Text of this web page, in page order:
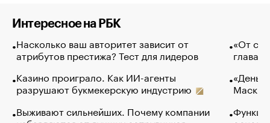
Интересное на РБК
Насколько ваш авторитет зависит от
атрибутов престижа? Тест для лидеров
Казино проиграло. Как ИИ-агенты
разрушают букмекерскую индустрию
Выживают сильнейших. Почему компании
«От
глава
Маск в